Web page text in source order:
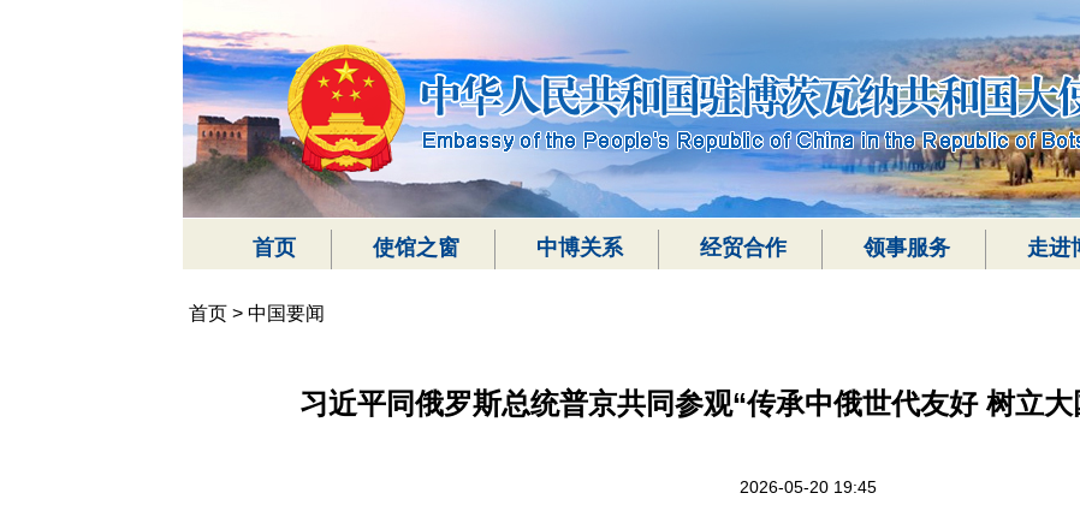
首页 使馆之窗 中博关系 经贸合作 领事服务 走进
首页 > 中国要闻
习近平同俄罗斯总统普京共同参观“传承中俄世代友好 树立
2026-05-20 19:45